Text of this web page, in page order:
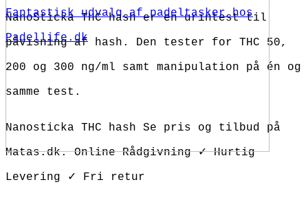
Fantastisk udvalg af padeltasker hos
Padellife.dk
NanoSticka THC hash er en urintest til
påvisning af hash. Den tester for THC 50,
200 og 300 ng/ml samt manipulation på én og
samme test.
Nanosticka THC hash Se pris og tilbud på
Matas.dk. Online Rådgivning ✓ Hurtig
Levering ✓ Fri retur